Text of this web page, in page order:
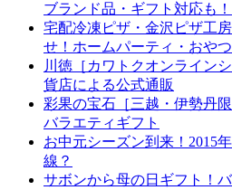
ブランド品・ギフト対応も！
宅配冷凍ピザ・金沢ピザ工
せ！ホームパーティ・おや
川徳［カワトクオンライン
貨店による公式通販
彩果の宝石［三越・伊勢丹
バラエティギフト
お中元シーズン到来！2015
線？
サボンから母の日ギフト！